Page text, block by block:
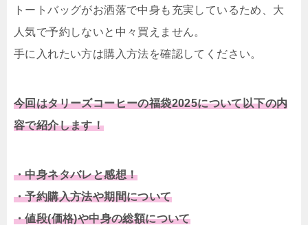
トートバッグがお洒落で中身も充実しているため、大
人気で予約しないと中々買えません。
手に入れたい方は購入方法を確認してください。
今回はタリーズコーヒーの福袋2025について以下の内
容で紹介します！
・中身ネタバレと感想！
・予約購入方法や期間について
・値段(価格)や中身の総額について